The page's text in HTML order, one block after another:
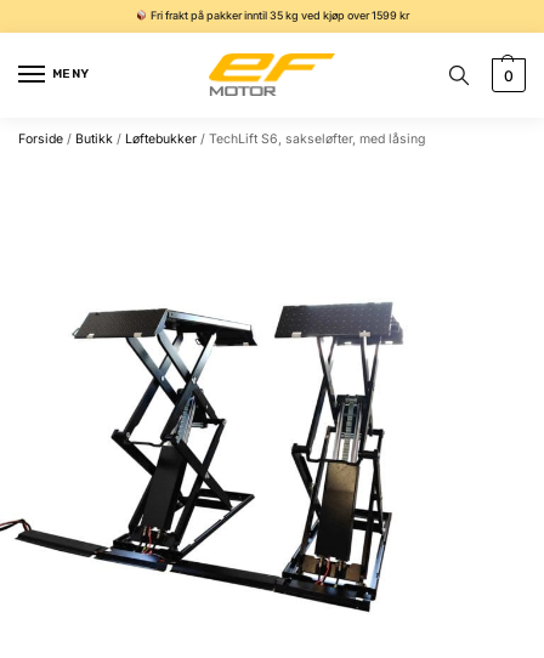
Fri frakt på pakker inntil 35 kg ved kjøp over 1599 kr
MENY 0
Forside / Butikk / Løftebukker / TechLift S6, sakseløfter, med låsing